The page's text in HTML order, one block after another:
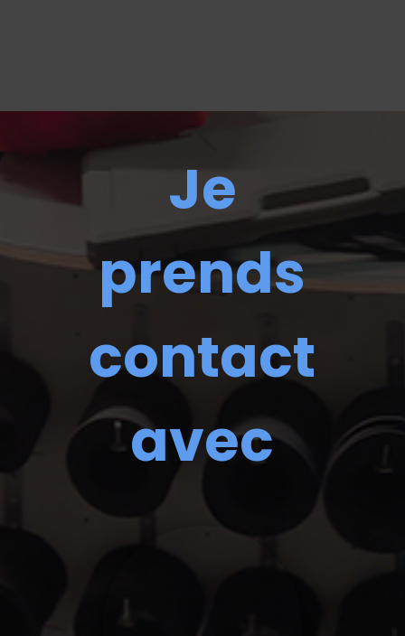
Je
prends
contact
avec